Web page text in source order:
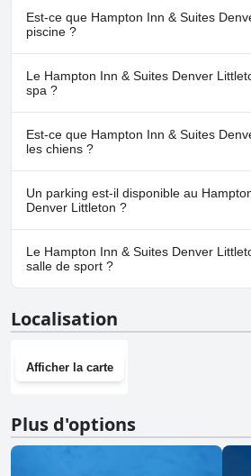
Est-ce que Hampton Inn & Suites
piscine ?
Oui, Hampton Inn & Suites Denver
appartenant à une ou plusieurs des
Chauffée, Piscine Intérieure.
Le Hampton Inn & Suites Denver
spa ?
Non, il n'y a pas de spa à Hampton Inn &
Est-ce que Hampton Inn & Suites
les chiens ?
Oui, Hampton Inn & Suites Denver
Un parking est-il disponible au
Denver Littleton ?
Oui, un parking est disponible à
Littleton.
Le Hampton Inn & Suites Denver
salle de sport ?
de sport.
Localisation
Afficher la carte
Plus d'options